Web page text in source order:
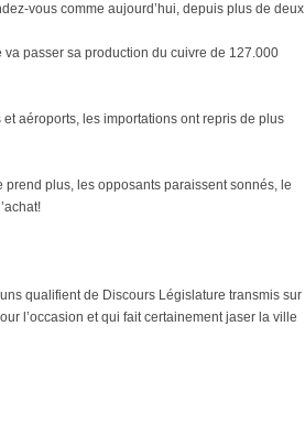
vous comme aujourd’hui, depuis plus de deux
passer sa production du cuivre de 127.000
aéroports, les importations ont repris de plus
prend plus, les opposants paraissent sonnés, le
qualifient de Discours Législature transmis sur
l’occasion et qui fait certainement jaser la ville